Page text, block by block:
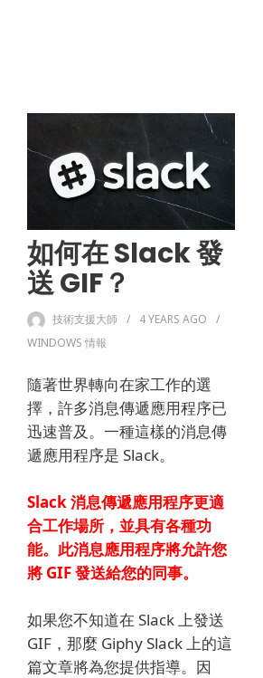
如何在 Slack 發
送 GIF？
技術支援大師 4 YEARS AGO
WINDOWS 情報
隨著世界轉向在家工作的選
擇，許多消息傳遞應用程序已
迅速普及。 一種這樣的消息傳
遞應用程序是 Slack。
Slack 消息傳遞應用程序更適
合工作場所，並具有各種功
能。 此消息應用程序將允許您
將 GIF 發送給您的同事。
如果您不知道在 Slack 上發送
GIF，那麼 Giphy Slack 上的這
篇文章將為您提供指導。 因